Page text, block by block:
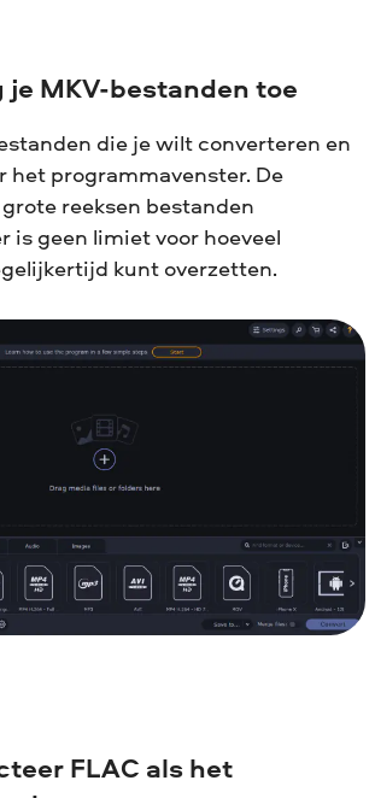
je MKV-bestanden toe
die je wilt converteren en
het programmavenster. De
reeksen bestanden
is geen limiet voor hoeveel
kunt overzetten.
FLAC als het